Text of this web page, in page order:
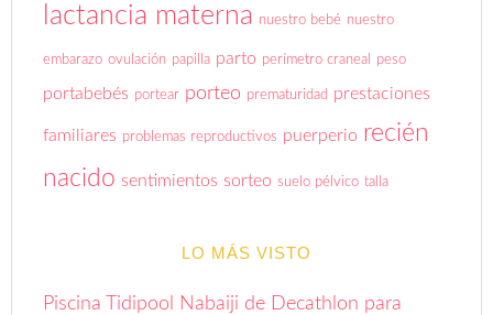
lactancia materna nuestro bebé nuestro
embarazo ovulación papilla parto perímetro craneal peso
portabebés portear porteo prematuridad prestaciones
familiares problemas reproductivos puerperio recién
nacido sentimientos sorteo suelo pélvico talla
LO MÁS VISTO
Piscina Tidipool Nabaiji de Decathlon para